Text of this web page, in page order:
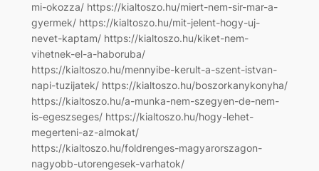
mi-okozza/ https://kialtoszo.hu/miert-nem-sir-mar-a-
gyermek/ https://kialtoszo.hu/mit-jelent-hogy-uj-
nevet-kaptam/ https://kialtoszo.hu/kiket-nem-
vihetnek-el-a-haboruba/
https://kialtoszo.hu/mennyibe-kerult-a-szent-istvan-
napi-tuzijatek/ https://kialtoszo.hu/boszorkanykonyha/
https://kialtoszo.hu/a-munka-nem-szegyen-de-nem-
is-egeszseges/ https://kialtoszo.hu/hogy-lehet-
megerteni-az-almokat/
https://kialtoszo.hu/foldrenges-magyarorszagon-
nagyobb-utorengesek-varhatok/